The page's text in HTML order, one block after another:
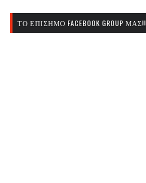
ΤΟ ΕΠΊΣΗΜΟ FACEBOOK GROUP ΜΑΣ!!